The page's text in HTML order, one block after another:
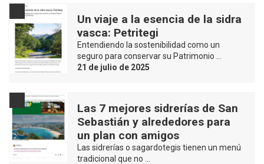
Un viaje a la esencia de la sidra
vasca: Petritegi
Entendiendo la sostenibilidad como un
seguro para conservar su Patrimonio …
21 de julio de 2025
Las 7 mejores sidrerías de San
Sebastián y alrededores para
un plan con amigos
Las sidrerías o sagardotegis tienen un menú
tradicional que no …